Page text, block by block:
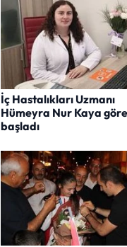
İç Hastalıkları Uzmanı
Hümeyra Nur Kaya
başladı